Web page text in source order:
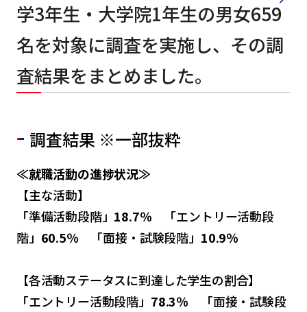
学3年生・大学院1年生の男女659
名を対象に調査を実施し、その調
査結果をまとめました。
調査結果 ※一部抜粋
≪就職活動の進捗状況≫
【主な活動】
「準備活動段階」 18.7％ 「エントリー活動段
階」 60.5％ 「面接・試験段階」 10.9％
【各活動ステータスに到達した学生の割合】
「エントリー活動段階」 78.3％ 「面接・試験段